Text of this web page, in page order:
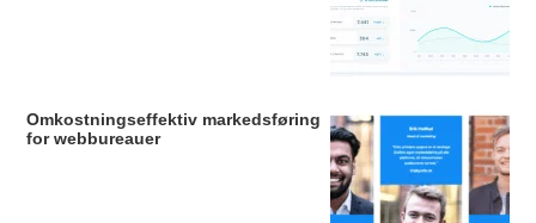
Omkostningseffektiv markedsføring
for webbureauer